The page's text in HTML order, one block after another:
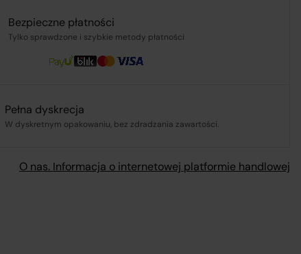
Bezpieczne płatności
Tylko sprawdzone i szybkie metody płatności
Pełna dyskrecja
W dyskretnym opakowaniu, bez zdradzania zawartości.
O nas. Informacja o internetowej platformie handlowej